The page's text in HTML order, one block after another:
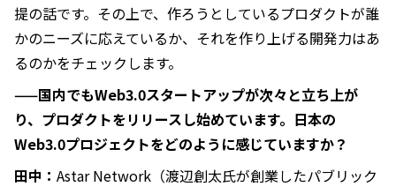
提の話です。その上で、作ろうとしているプロダクトが誰
かのニーズに応えているか、それを作り上げる開発力はあ
るのかをチェックします。
——国内でもWeb3.0スタートアップが次々と立ち上が
り、プロダクトをリリースし始めています。日本の
Web3.0プロジェクトをどのように感じていますか？
田中： Astar Network（渡辺創太氏が創業したパブリック